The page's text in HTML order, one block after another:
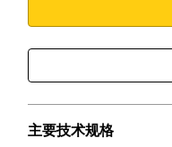
主要技术规格